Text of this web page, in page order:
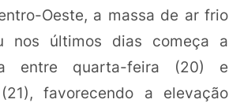
Oeste, a massa de ar frio
nos últimos dias começa a
entre quarta-feira (20) e
favorecendo a elevação